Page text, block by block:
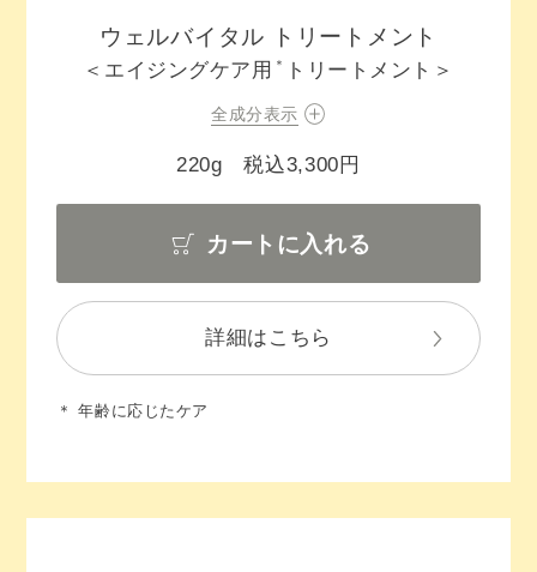
ウェルバイタル トリートメント
＜エイジングケア用 ＊ トリートメント＞
全成分表示
220g 税込3,300円
カートに入れる
詳細はこちら
＊ 年齢に応じたケア